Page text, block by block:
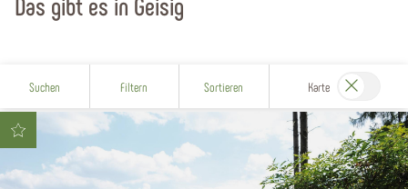
Suchen Filtern Sortieren Karte